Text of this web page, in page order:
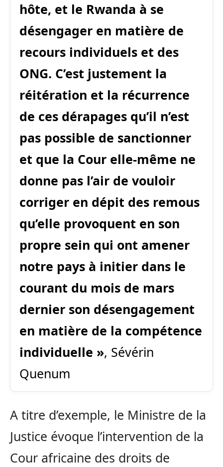
hôte, et le Rwanda à se
désengager en matière de
recours individuels et des
ONG. C’est justement la
réitération et la récurrence
de ces dérapages qu’il n’est
pas possible de sanctionner
et que la Cour elle-même ne
donne pas l’air de vouloir
corriger en dépit des remous
qu’elle provoquent en son
propre sein qui ont amener
notre pays à initier dans le
courant du mois de mars
dernier son désengagement
en matière de la compétence
individuelle », Sévérin
Quenum
A titre d’exemple, le Ministre de la
Justice évoque l’intervention de la
Cour africaine des droits de